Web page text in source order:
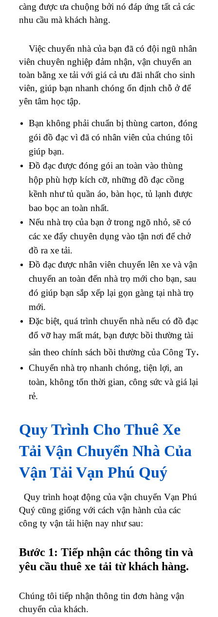
càng được ưa chuộng bởi nó đáp ứng tất cả các
nhu cầu mà khách hàng.
Việc chuyển nhà của bạn đã có đội ngũ nhân
viên chuyên nghiệp đảm nhận, vận chuyển an
toàn bằng xe tải với giá cả ưu đãi nhất cho sinh
viên, giúp bạn nhanh chóng ổn định chỗ ở để
yên tâm học tập.
Bạn không phải chuẩn bị thùng carton, đóng
gói đồ đạc vì đã có nhân viên của chúng tôi
giúp bạn.
Đồ đạc được đóng gói an toàn vào thùng
hộp phù hợp kích cỡ, những đồ đạc cồng
kềnh như tủ quần áo, bàn học, tủ lạnh được
bao bọc an toàn nhất.
Nếu nhà trọ của bạn ở trong ngõ nhỏ, sẽ có
các xe đẩy chuyên dụng vào tận nơi để chở
đồ ra xe tải.
Đồ đạc được nhân viên chuyển lên xe và vận
chuyển an toàn đến nhà trọ mới cho bạn, sau
đó giúp bạn sắp xếp lại gọn gàng tại nhà trọ
mới.
Đặc biệt, quá trình chuyển nhà nếu có đồ đạc
đổ vỡ hay mất mát, bạn được bồi thường tài
sản theo chính sách bồi thường của Công Ty.
Chuyển nhà trọ nhanh chóng, tiện lợi, an
toàn, không tốn thời gian, công sức và giá lại
rẻ.
Quy Trình Cho Thuê Xe
Tải Vận Chuyển Nhà Của
Vận Tải Vạn Phú Quý
Quy trình hoạt động của vận chuyển Vạn Phú
Quý cũng giống với cách vận hành của các
công ty vận tải hiện nay như sau:
Bước 1: Tiếp nhận các thông tin và
yêu cầu thuê xe tải từ khách hàng.
Chúng tôi tiếp nhận thông tin đơn hàng vận
chuyển của khách.